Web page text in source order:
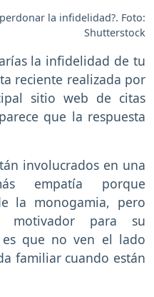
la infidelidad?. Foto:
Shutterstock
la infidelidad de tu
reciente realizada por
sitio web de citas
que la respuesta
involucrados en una
empatía porque
la monogamia, pero
motivador para su
que no ven el lado
familiar cuando están